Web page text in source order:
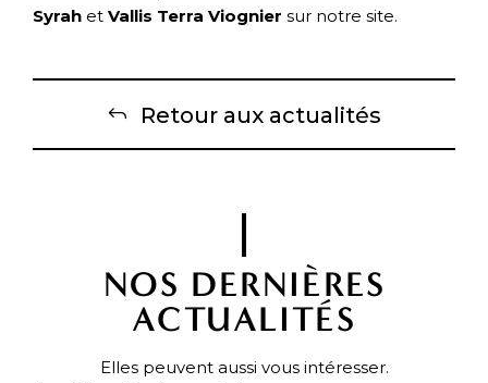
Syrah et Vallis Terra Viognier sur notre site.
Retour aux actualités
NOS DERNIÈRES
ACTUALITÉS
Elles peuvent aussi vous intéresser.